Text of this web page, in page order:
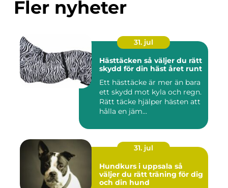
Fler nyheter
31. jul
Hästtäcken så väljer du rätt
skydd för din häst året runt
Ett hästtäcke är mer än bara
ett skydd mot kyla och regn.
Rätt täcke hjälper hästen att
hålla en jäm...
31. jul
Hundkurs i uppsala så
väljer du rätt träning för dig
och din hund